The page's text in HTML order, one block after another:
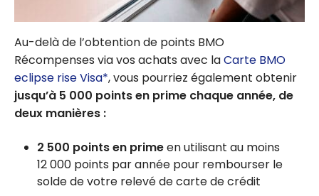
Au-delà de l’obtention de points BMO
Récompenses via vos achats avec laCarte BMO
eclipse rise Visa*, vous pourriez également obtenir
jusqu’à 5 000 points en prime chaque année, de
deux manières :
2 500 points en primeen utilisant au moins
12 000 points par année pour rembourser le
solde de votre relevé de carte de crédit